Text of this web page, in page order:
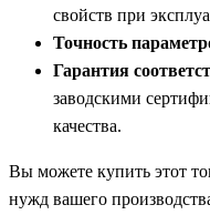
свойств при
Точность
Гарантия
заводскими
качества.
Вы можете купить этот
нужд вашего